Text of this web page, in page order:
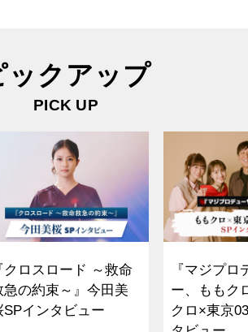
ックアップ
PICK UP
クロスロード ～救命
急の約束～』今田美
SPインタビュー
『マジプロ
ー、ももク
クロ×東京